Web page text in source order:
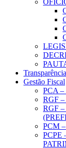
Transparência
Gestão Fiscal
PCA
RGF
RGF
PCM
PCPE